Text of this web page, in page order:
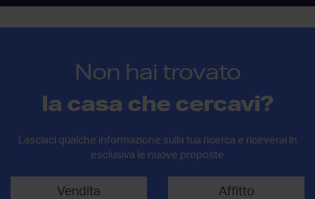
Non hai trovato
la casa che cercavi?
Lasciaci qualche informazione sulla tua ricerca e riceverai in
esclusiva le nuove proposte
Vendita Affitto